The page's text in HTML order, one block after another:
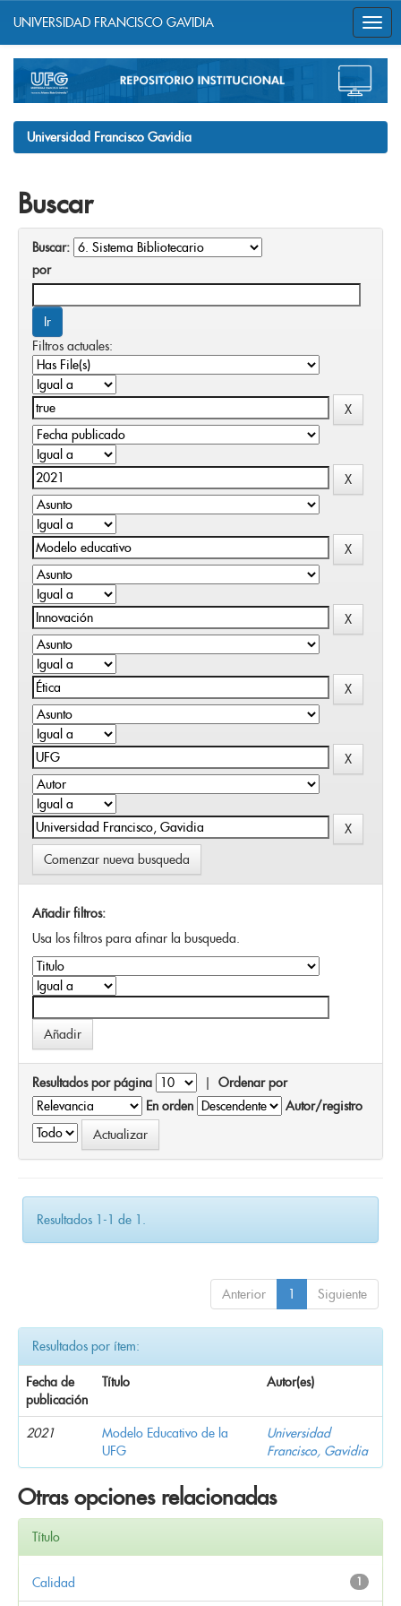
navigation
UNIVERSIDAD FRANCISCO GAVIDIA
Universidad Francisco Gavidia
Buscar
Buscar:
por
Filtros actuales:
Comenzar nueva busqueda
Añadir filtros:
Usa los filtros para afinar la busqueda.
Resultados por página | Ordenar por
En orden
Autor/registro
Resultados 1-1 de 1.
Anterior 1 Siguiente
Resultados por ítem:
Fecha de
publicación
Título Autor(es)
2021
Modelo Educativo de la
UFG
Universidad
Francisco, Gavidia
Otras opciones relacionadas
Título
1
Calidad